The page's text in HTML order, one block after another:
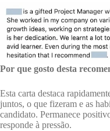
Por que gosto desta
Esta carta destaca
juntos, o que fizeram e as
candidato. Permanece
responde à pressão.